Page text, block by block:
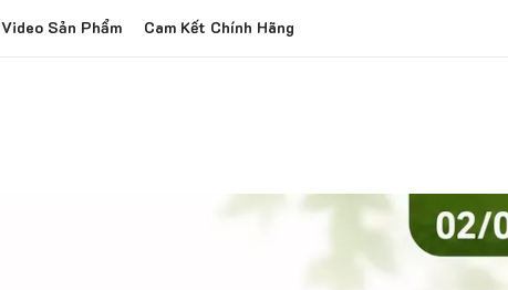
Phát Hiện Hàng Giả Đền 300%
Video Sản Phẩm Cam Kết Chính Hãng